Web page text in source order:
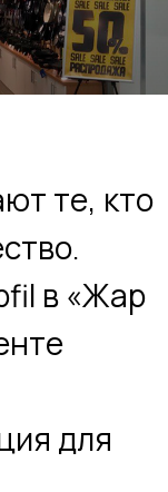
Развлечения
Контакты